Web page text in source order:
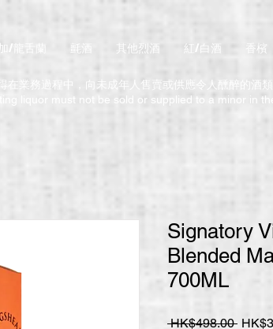
/龍舌蘭 氈酒 其他烈酒 紅/白酒 香檳
在業務過程中，向未成年人售賣或供應令人醺醉的酒
liquor must not be sold or supplied to a minor in
Signatory
Blended
700ML
HK$498.00 一